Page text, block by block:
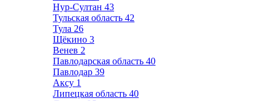
Нур-Султан 43
Тульская область 42
Тула 26
Щёкино 3
Венев 2
Павлодарская область 40
Павлодар 39
Аксу 1
Липецкая область 40